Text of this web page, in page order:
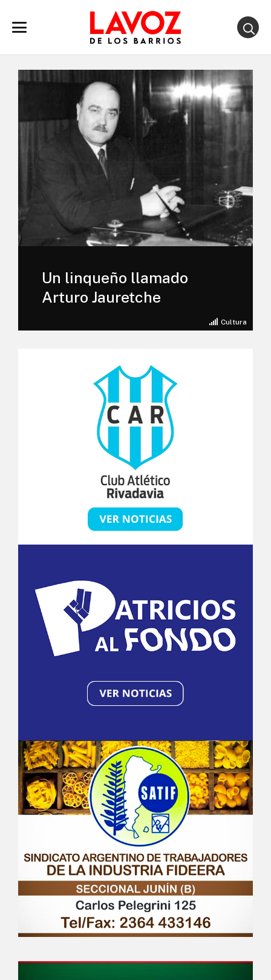
Cultura
Un linqueño llamado
Arturo Jauretche